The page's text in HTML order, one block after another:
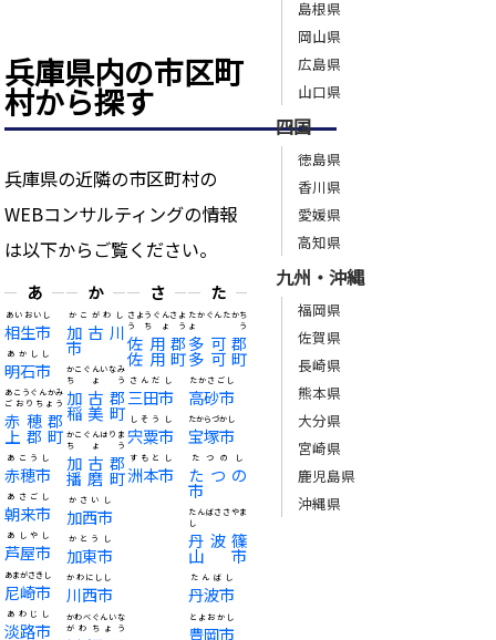
兵庫県内の市区町
村から探す
兵庫県の近隣の市区町村の
WEBコンサルティングの情報
は以下からご覧ください。
あ
相生市
あいおいし
明石市
あかしし
赤穂郡
上郡町
あこうぐんかみ
ごおりちょう
赤穂市
あこうし
朝来市
あさごし
芦屋市
あしやし
尼崎市
あまがさきし
淡路市
あわじし
か
加古川
市
かこがわし
加古郡
稲美町
かこぐんいなみ
ちょう
加古郡
播磨町
かこぐんはりま
ちょう
加西市
かさいし
加東市
かとうし
川西市
かわにしし
かわべぐんいな
がわちょう
さ
佐用郡
佐用町
さようぐんさよ
うちょう
三田市
さんだし
宍粟市
しそうし
洲本市
すもとし
た
多可郡
多可町
たかぐんたかち
ょう
高砂市
たかさごし
宝塚市
たからづかし
たつの
市
たつのし
丹波篠
山市
たんばささやま
し
丹波市
たんばし
豊岡市
とよおかし
島根県
岡山県
広島県
山口県
四国
徳島県
香川県
愛媛県
高知県
九州・沖縄
福岡県
佐賀県
長崎県
熊本県
大分県
宮崎県
鹿児島県
沖縄県